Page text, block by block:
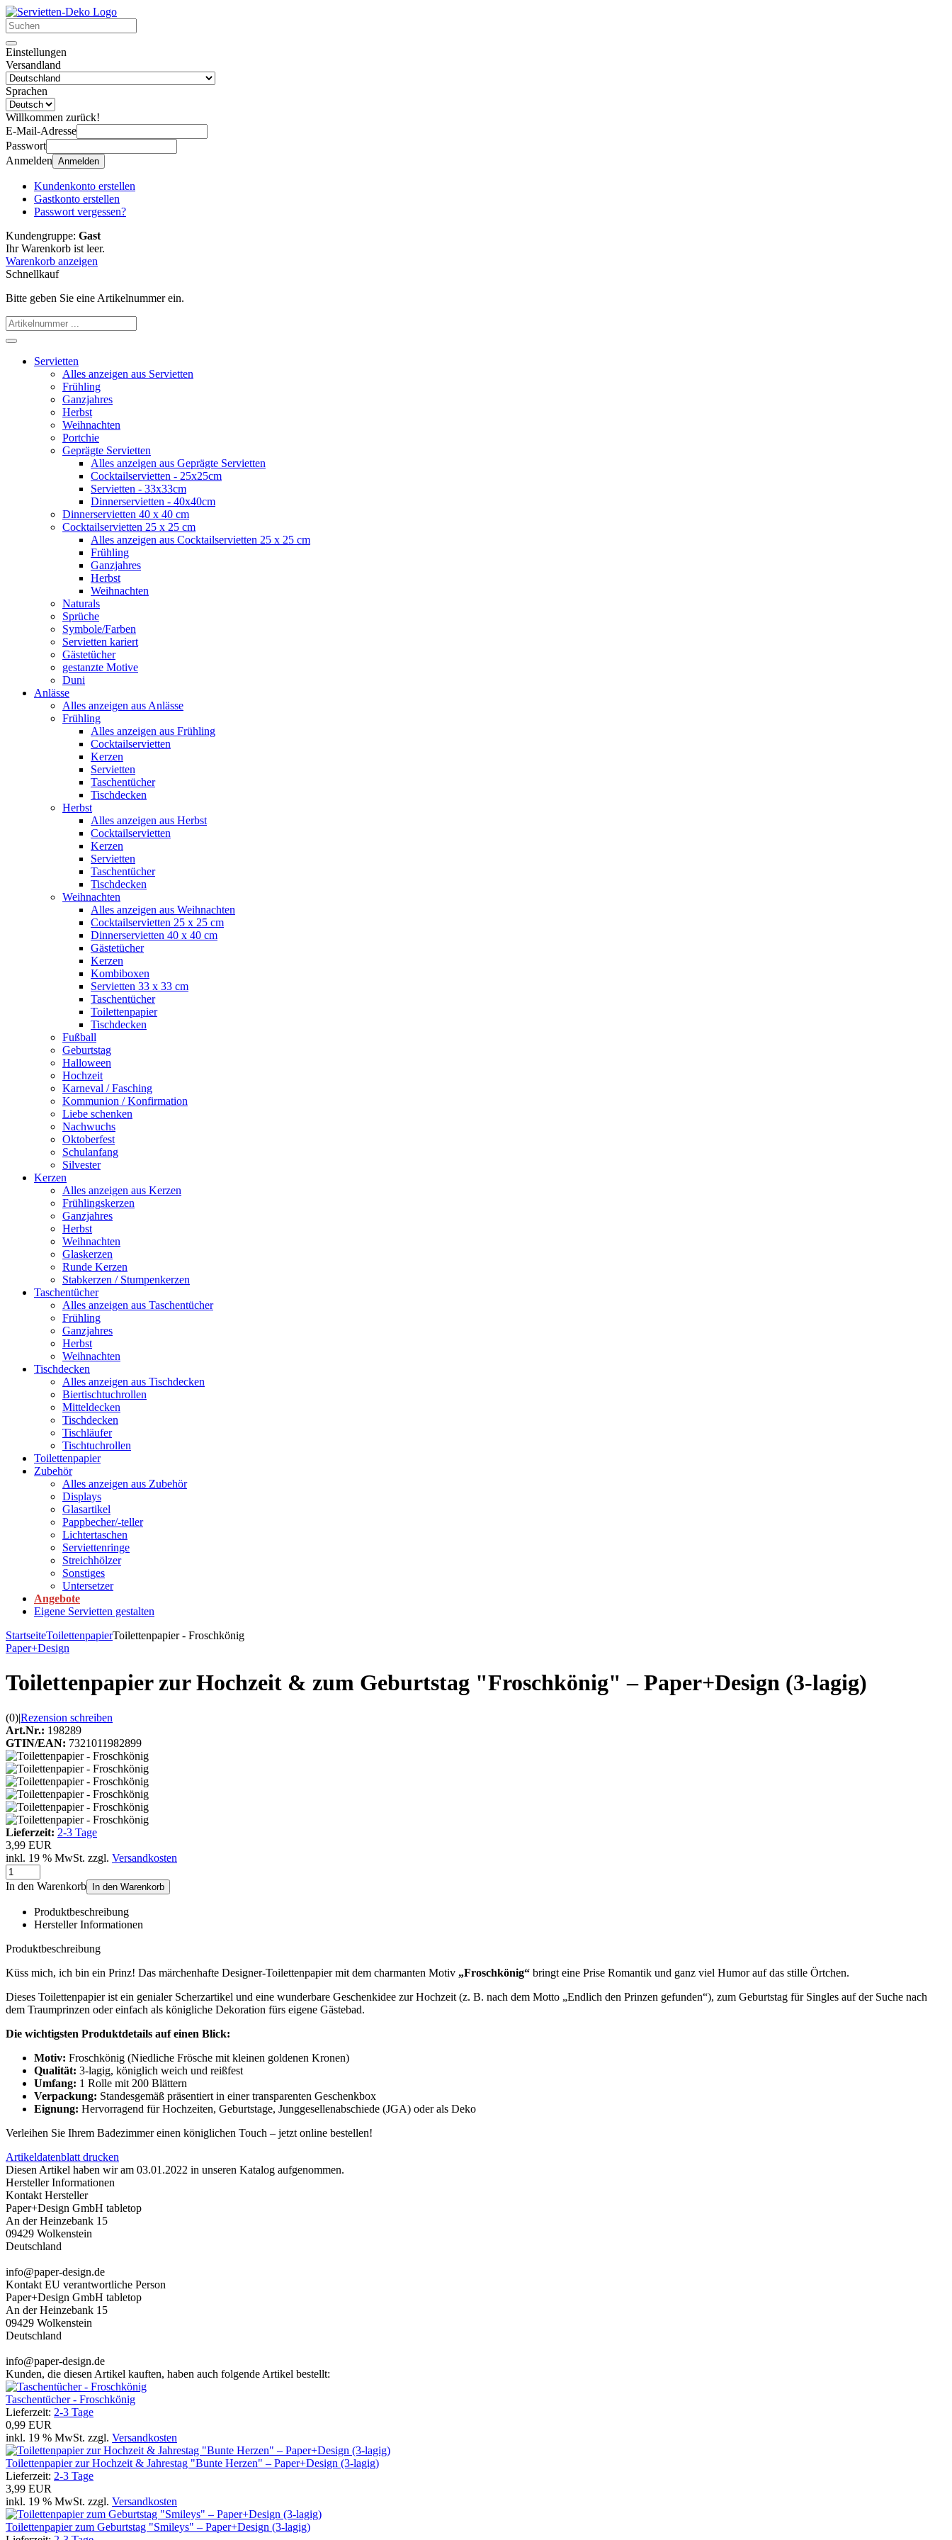
Einstellungen
Versandland
Sprachen
Willkommen zurück!
E-Mail-Adresse
Passwort
Anmelden Anmelden
Kundenkonto erstellen
Gastkonto erstellen
Passwort vergessen?
Kundengruppe: Gast
Ihr Warenkorb ist leer.
Warenkorb anzeigen
Schnellkauf
Bitte geben Sie eine Artikelnummer ein.
Servietten
Alles anzeigen aus Servietten
Frühling
Ganzjahres
Herbst
Weihnachten
Portchie
Geprägte Servietten
Alles anzeigen aus Geprägte Servietten
Cocktailservietten - 25x25cm
Servietten - 33x33cm
Dinnerservietten - 40x40cm
Dinnerservietten 40 x 40 cm
Cocktailservietten 25 x 25 cm
Alles anzeigen aus Cocktailservietten 25 x 25 cm
Frühling
Ganzjahres
Herbst
Weihnachten
Naturals
Sprüche
Symbole/Farben
Servietten kariert
Gästetücher
gestanzte Motive
Duni
Anlässe
Alles anzeigen aus Anlässe
Frühling
Alles anzeigen aus Frühling
Cocktailservietten
Kerzen
Servietten
Taschentücher
Tischdecken
Herbst
Alles anzeigen aus Herbst
Cocktailservietten
Kerzen
Servietten
Taschentücher
Tischdecken
Weihnachten
Alles anzeigen aus Weihnachten
Cocktailservietten 25 x 25 cm
Dinnerservietten 40 x 40 cm
Gästetücher
Kerzen
Kombiboxen
Servietten 33 x 33 cm
Taschentücher
Toilettenpapier
Tischdecken
Fußball
Geburtstag
Halloween
Hochzeit
Karneval / Fasching
Kommunion / Konfirmation
Liebe schenken
Nachwuchs
Oktoberfest
Schulanfang
Silvester
Kerzen
Alles anzeigen aus Kerzen
Frühlingskerzen
Ganzjahres
Herbst
Weihnachten
Glaskerzen
Runde Kerzen
Stabkerzen / Stumpenkerzen
Taschentücher
Alles anzeigen aus Taschentücher
Frühling
Ganzjahres
Herbst
Weihnachten
Tischdecken
Alles anzeigen aus Tischdecken
Biertischtuchrollen
Mitteldecken
Tischdecken
Tischläufer
Tischtuchrollen
Toilettenpapier
Zubehör
Alles anzeigen aus Zubehör
Displays
Glasartikel
Pappbecher/-teller
Lichtertaschen
Serviettenringe
Streichhölzer
Sonstiges
Untersetzer
Angebote
Eigene Servietten gestalten
StartseiteToilettenpapierToilettenpapier - Froschkönig
Paper+Design
Toilettenpapier zur Hochzeit & zum Geburtstag "Froschkönig" – Paper+Design (3-lagig)
(0)|Rezension schreiben
Art.Nr.: 198289
GTIN/EAN: 7321011982899
Lieferzeit: 2-3 Tage
3,99 EUR
inkl. 19 % MwSt. zzgl. Versandkosten
In den Warenkorb In den Warenkorb
Produktbeschreibung
Hersteller Informationen
Produktbeschreibung
Küss mich, ich bin ein Prinz! Das märchenhafte Designer-Toilettenpapier mit dem charmanten Motiv „Froschkönig“ bringt eine Prise Romantik und ganz viel Humor auf das stille Örtchen.
Dieses Toilettenpapier ist ein genialer Scherzartikel und eine wunderbare Geschenkidee zur Hochzeit (z. B. nach dem Motto „Endlich den Prinzen gefunden“), zum Geburtstag für Singles auf der Suche nach
dem Traumprinzen oder einfach als königliche Dekoration fürs eigene Gästebad.
Die wichtigsten Produktdetails auf einen Blick:
Motiv: Froschkönig (Niedliche Frösche mit kleinen goldenen Kronen)
Qualität: 3-lagig, königlich weich und reißfest
Umfang: 1 Rolle mit 200 Blättern
Verpackung: Standesgemäß präsentiert in einer transparenten Geschenkbox
Eignung: Hervorragend für Hochzeiten, Geburtstage, Junggesellenabschiede (JGA) oder als Deko
Verleihen Sie Ihrem Badezimmer einen königlichen Touch – jetzt online bestellen!
Artikeldatenblatt drucken
Diesen Artikel haben wir am 03.01.2022 in unseren Katalog aufgenommen.
Hersteller Informationen
Kontakt Hersteller
Paper+Design GmbH tabletop
An der Heinzebank 15
09429 Wolkenstein
Deutschland
info@paper-design.de
Kontakt EU verantwortliche Person
Paper+Design GmbH tabletop
An der Heinzebank 15
09429 Wolkenstein
Deutschland
info@paper-design.de
Kunden, die diesen Artikel kauften, haben auch folgende Artikel bestellt:
Taschentücher - Froschkönig
Lieferzeit: 2-3 Tage
0,99 EUR
inkl. 19 % MwSt. zzgl. Versandkosten
Toilettenpapier zur Hochzeit & Jahrestag "Bunte Herzen" – Paper+Design (3-lagig)
Lieferzeit: 2-3 Tage
3,99 EUR
inkl. 19 % MwSt. zzgl. Versandkosten
Toilettenpapier zum Geburtstag "Smileys" – Paper+Design (3-lagig)